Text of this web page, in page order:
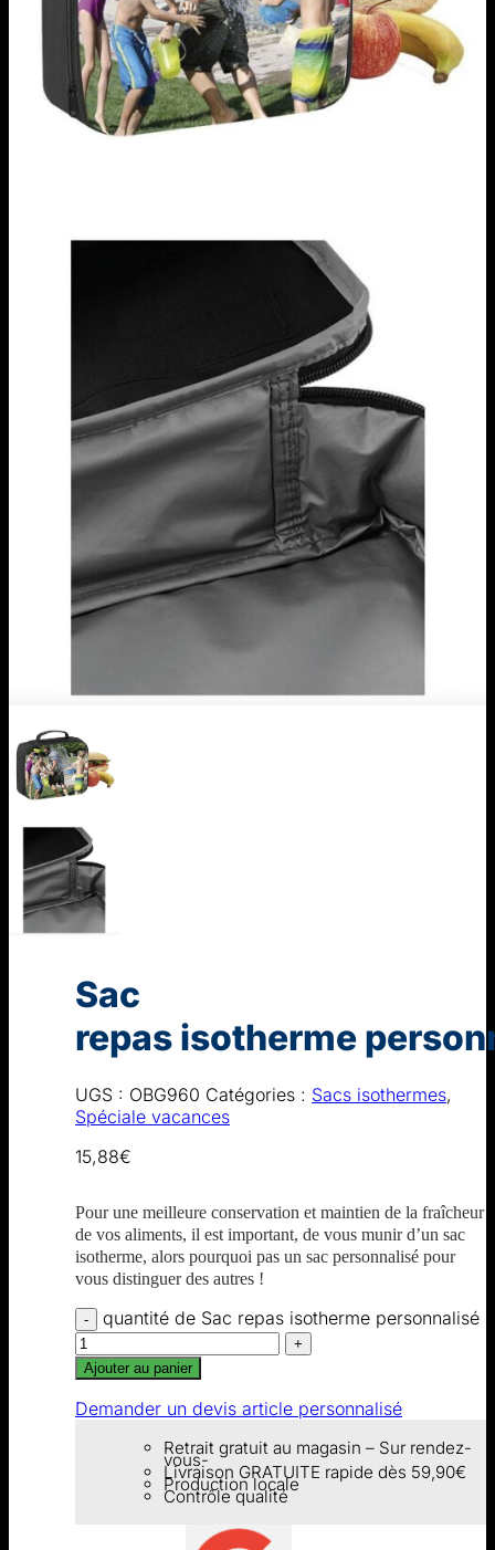
Sac
repas isotherme
UGS : OBG960 Catégories : Sacs isothermes,
Spéciale vacances
15,88€
Pour une meilleure conservation et maintien de la fraîcheur
de vos aliments, il est important, de vous munir d’un sac
isotherme, alors pourquoi pas un sac personnalisé pour
vous distinguer des autres !
quantité de Sac repas isotherme personnalisé
Ajouter au panier
Demander un devis article personnalisé
Retrait gratuit au magasin – Sur rendez-
vous-
Livraison GRATUITE rapide dès 59,90€
Production locale
Contrôle qualité